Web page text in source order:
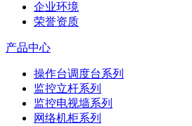
企业环境
荣誉资质
产品中心
操作台调度台系列
监控立杆系列
监控电视墙系列
网络机柜系列